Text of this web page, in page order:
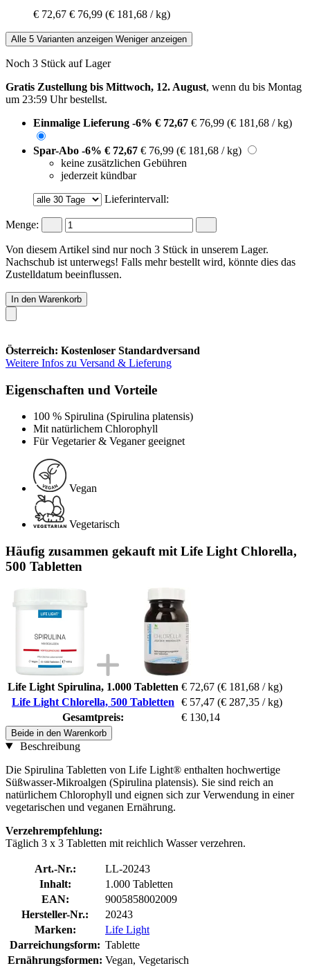
€ 72,67 € 76,99 (€ 181,68 / kg)
Alle 5 Varianten anzeigen Weniger anzeigen
Noch 3 Stück auf Lager
Gratis Zustellung bis Mittwoch, 12. August, wenn du bis Montag
um 23:59 Uhrbestellst.
Einmalige Lieferung -6% € 72,67 € 76,99 (€ 181,68 / kg)
Spar-Abo -6% € 72,67 € 76,99 (€ 181,68 / kg)
keine zusätzlichen Gebühren
jederzeit kündbar
Lieferintervall:
Menge:
Von diesem Artikel sind nur noch 3 Stück in unserem Lager.
Nachschub ist unterwegs! Falls mehr bestellt wird, könnte dies das
Zustelldatum beeinflussen.
In den Warenkorb
Österreich: Kostenloser Standardversand
Weitere Infos zu Versand & Lieferung
Eigenschaften und Vorteile
100 % Spirulina (Spirulina platensis)
Mit natürlichem Chlorophyll
Für Vegetarier & Veganer geeignet
Vegan
Vegetarisch
Häufig zusammen gekauft mit Life Light Chlorella,
500 Tabletten
Life Light Spirulina, 1.000 Tabletten € 72,67 (€ 181,68 / kg)
Life Light Chlorella, 500 Tabletten
€ 57,47 (€ 287,35 / kg)
Gesamtpreis:
€ 130,14
Beide in den Warenkorb
Beschreibung
Die Spirulina Tabletten von Life Light® enthalten hochwertige
Süßwasser-Mikroalgen (Spirulina platensis). Sie sind reich an
natürlichem Chlorophyll und eignen sich zur Verwendung in einer
vegetarischen und veganen Ernährung.
Verzehrempfehlung:
Täglich 3 x 3 Tabletten mit reichlich Wasser verzehren.
Art.-Nr.:
LL-20243
Inhalt:
1.000 Tabletten
EAN:
9005858002009
Hersteller-Nr.:
20243
Marken:
Life Light
Darreichungsform: Tablette
Ernährungsformen: Vegan, Vegetarisch